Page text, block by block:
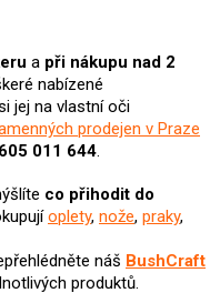
a při nákupu nad 2
nabízené
jej na vlastní oči
prodejen v Praze
605 011 644.
co přihodit do
oplety, nože, praky,
náš BushCraft
produktů.